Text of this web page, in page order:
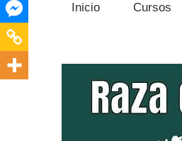
Inicio Cursos